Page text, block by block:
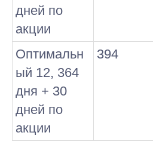
дней по
акции
Оптимальн
ый 12, 364
дня + 30
дней по
акции
394